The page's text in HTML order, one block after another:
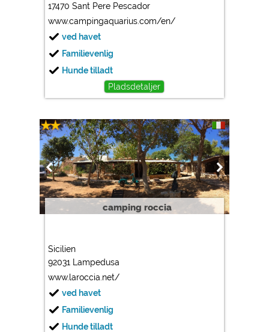
17470 Sant Pere Pescador
www.campingaquarius.com/en/
ved havet
Familievenlig
Hunde tilladt
Pladsdetaljer
camping roccia
Sicilien
92031 Lampedusa
www.laroccia.net/
ved havet
Familievenlig
Hunde tilladt